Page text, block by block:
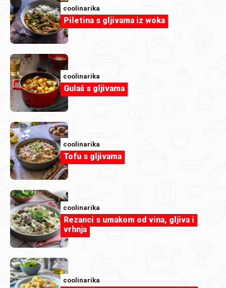
coolinarika
Tropski proteinski chia puding
coolinarika
Piletina s gljivama iz woka
coolinarika
Gulaš s gljivama
coolinarika
Tofu s gljivama
coolinarika
Rezanci s umakom od vina, gljiva i
vrhnja
coolinarika